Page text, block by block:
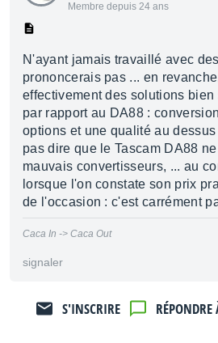
Membre depuis 24 ans
N'ayant jamais travaillé avec
prononcerais pas ... en
effectivement des solutions
par rapport au DA88 :
options et une qualité au
pas dire que le Tascam DA88
mauvais convertisseurs, ... au
lorsque l'on constate son prix
de l'occasion : c'est carrément
Caca In -> Caca Out
signaler
RÉPONDRE
S'INSCRIRE